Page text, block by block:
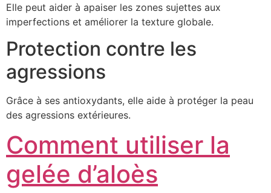
Elle peut aider à apaiser les zones sujettes aux
imperfections et améliorer la texture globale.
Protection contre les
agressions
Grâce à ses antioxydants, elle aide à protéger la peau
des agressions extérieures.
Comment utiliser la
gelée d’aloès